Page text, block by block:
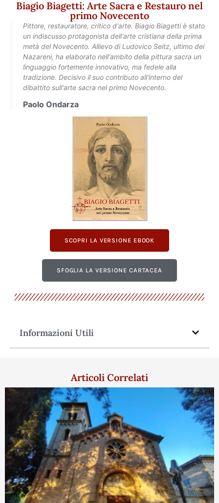
Biagio Biagetti: Arte Sacra e Restauro nel
primo Novecento
Pittore, restauratore, critico d'arte. Biagio Biagetti è stato
un indiscusso protagonista dell'arte cristiana della prima
metà del Novecento. Allievo di Ludovico Seitz, ultimo dei
Nazareni, ha elaborato nell'ambito della pittura sacra un
linguaggio fortemente innovativo, ma fedele alla
tradizione. Decisivo il suo contributo all'interno del
dibattito sull'arte sacra nel primo Novecento.
Paolo Ondarza
SCOPRI LA VERSIONE EBOOK
SFOGLIA LA VERSIONE CARTACEA
Informazioni Utili
Articoli Correlati